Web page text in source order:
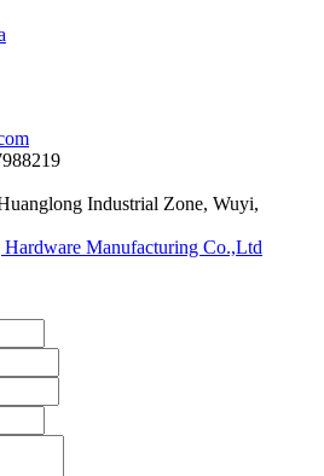
Industrial Zone, Wuyi,